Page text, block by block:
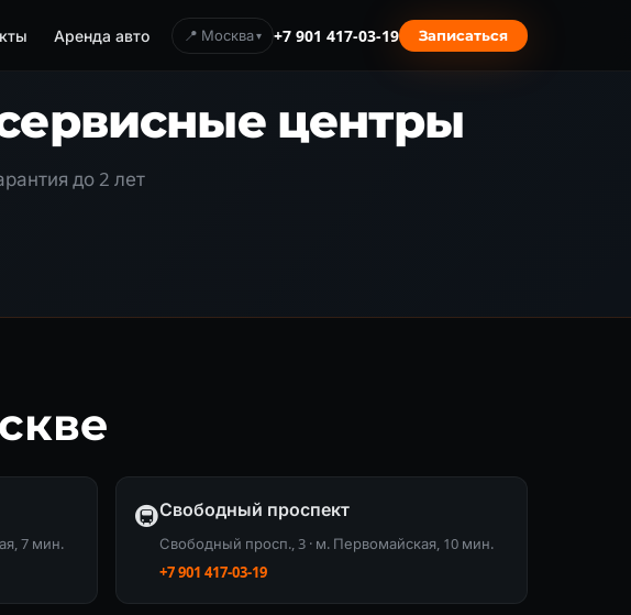
Аренда авто 📍 Москва +7 901 417-03-19
Записаться
центры
до 2 лет
7 мин.
🚇Свободный проспект
Свободный просп., 3 · м. Первомайская, 10 мин.
+7 901 417-03-19